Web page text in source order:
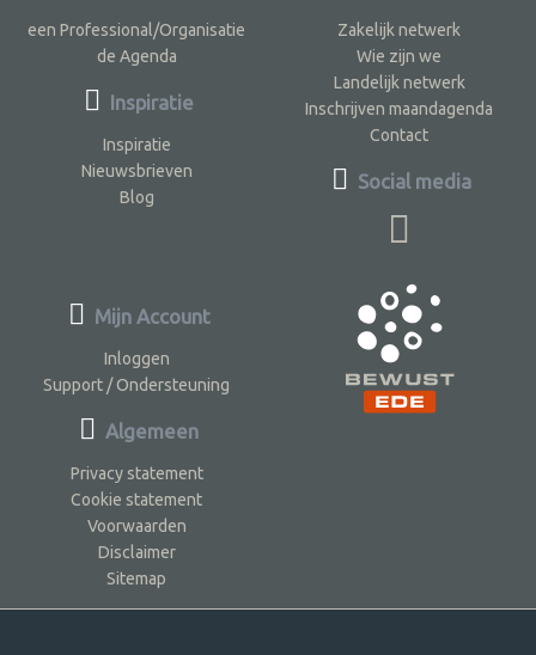
een Professional/Organisatie
de Agenda
Inspiratie
Inspiratie
Nieuwsbrieven
Blog
Zakelijk netwerk
Wie zijn we
Landelijk netwerk
Inschrijven maandagenda
Contact
Social media
Mijn Account
Inloggen
Support / Ondersteuning
Algemeen
Privacy statement
Cookie statement
Voorwaarden
Disclaimer
Sitemap